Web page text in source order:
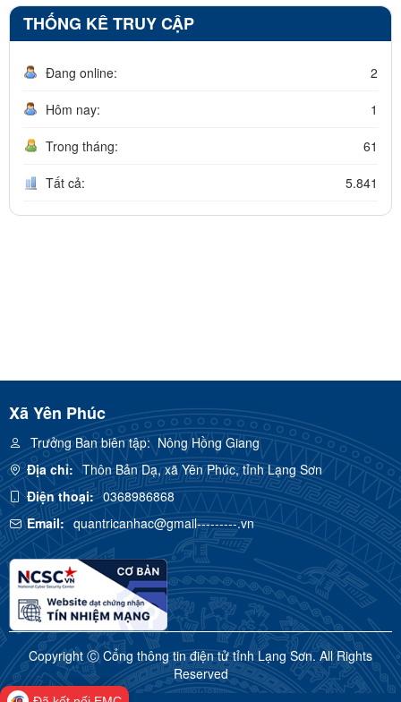
THỐNG KÊ TRUY CẬP
Đang online: 2
Hôm nay: 1
Trong tháng: 61
Tất cả: 5.841
Xã Yên Phúc
Trưởng Ban biên tập:Nông Hồng Giang
Địa chỉ: Thôn Bản Dạ, xã Yên Phúc, tỉnh Lạng Sơn
Điện thoại: 0368986868
Email: quantricanhac@gmail---------.vn
Copyright Ⓒ Cổng thông tin điện tử tỉnh Lạng Sơn. All Rights
Reserved